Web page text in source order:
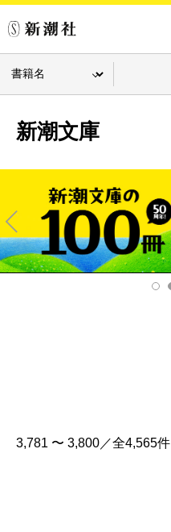
新潮文庫
Pre
v
3,781 〜 3,800／全4,565件